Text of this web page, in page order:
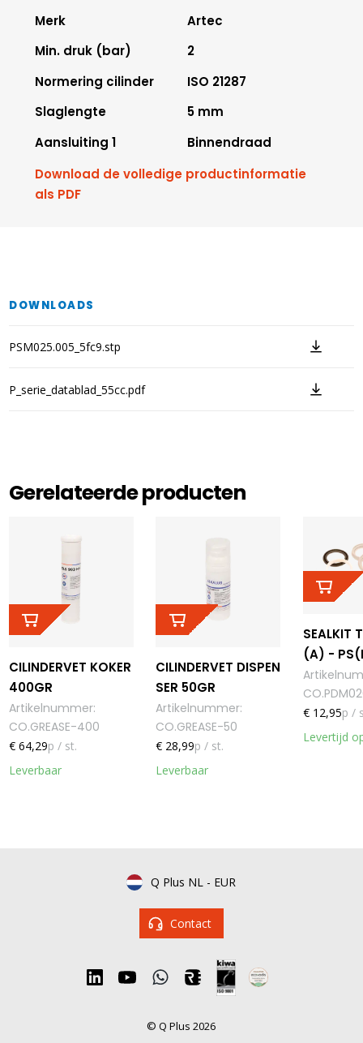
Merk
Artec
Min. druk (bar)
2
Normering cilinder
ISO 21287
Slaglengte
5 mm
Aansluiting 1
Binnendraad
Download de volledige productinformatie
als PDF
DOWNLOADS
PSM025.005_5fc9.stp
P_serie_datablad_55cc.pdf
Gerelateerde producten
CILINDERVET KOKER
400GR
Artikelnummer:
CO.GREASE-400
Leverbaar
€ 64,29p / st.
CILINDERVET DISPEN
SER 50GR
Artikelnummer:
CO.GREASE-50
Leverbaar
€ 28,99p / st.
SEALKIT
(A) -
Levertijd
€ 12,95p /
Q Plus NL - EUR
Contact
© Q Plus 2026